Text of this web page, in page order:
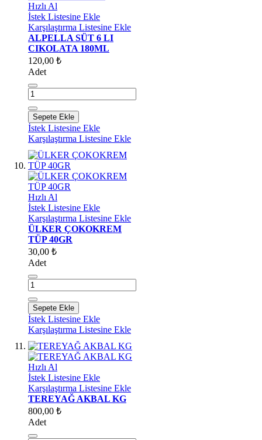
Hızlı Al
İstek Listesine Ekle
Karşılaştırma Listesine Ekle
ALPELLA SÜT 6 LI
CIKOLATA 180ML
120,00 ₺
Adet
Sepete Ekle
İstek Listesine Ekle
Karşılaştırma Listesine Ekle
Hızlı Al
İstek Listesine Ekle
Karşılaştırma Listesine Ekle
ÜLKER ÇOKOKREM
TÜP 40GR
30,00 ₺
Adet
Sepete Ekle
İstek Listesine Ekle
Karşılaştırma Listesine Ekle
Hızlı Al
İstek Listesine Ekle
Karşılaştırma Listesine Ekle
TEREYAĞ AKBAL KG
800,00 ₺
Adet